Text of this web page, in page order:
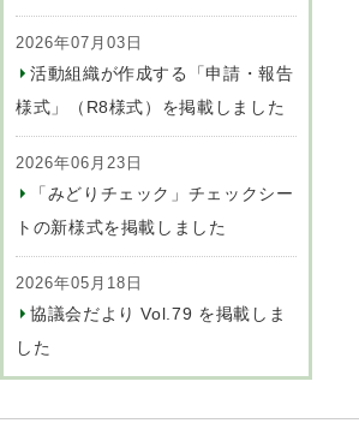
2026年07月03日
活動組織が作成する「申請・報告
様式」（R8様式）を掲載しました
2026年06月23日
「みどりチェック」チェックシー
トの新様式を掲載しました
2026年05月18日
協議会だより Vol.79 を掲載しま
した